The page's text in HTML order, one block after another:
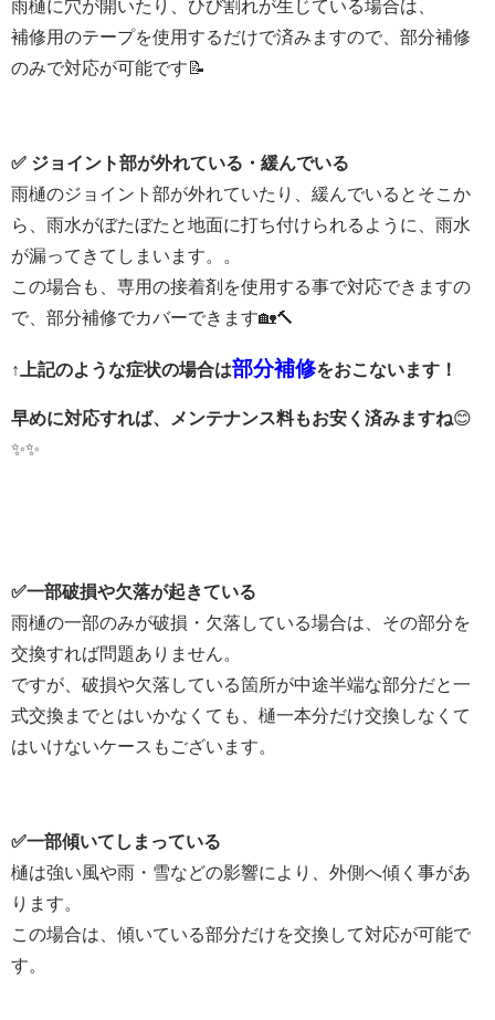
雨樋に穴が開いたり、ひび割れが生じている場合は、
補修用のテープを使用するだけで済みますので、部分補修
のみで対応が可能です📝
✅ ジョイント部が外れている・緩んでいる
雨樋のジョイント部が外れていたり、緩んでいるとそこか
ら、 雨水がぼたぼたと地面に打ち付けられるように、雨水
が漏ってきてしまいます。。
この場合も、専用の接着剤を使用する事で対応できますの
で、部分補修でカバーできます🏡🔨
↑上記のような症状の場合は部分補修をおこないます！
早めに対応すれば、メンテナンス料もお安く済みますね😊
✨✨
✅一部破損や欠落が起きている
雨樋の一部のみが破損・欠落している場合は、その部分を
交換すれば問題ありません。
ですが、破損や欠落している箇所が中途半端な部分だと一
式交換までとはいかなくても、樋一本分だけ交換しなくて
はいけないケースもございます。
✅一部傾いてしまっている
樋は強い風や雨・雪などの影響により、外側へ傾く事があ
ります。
この場合は、傾いている部分だけを交換して対応が可能で
す。